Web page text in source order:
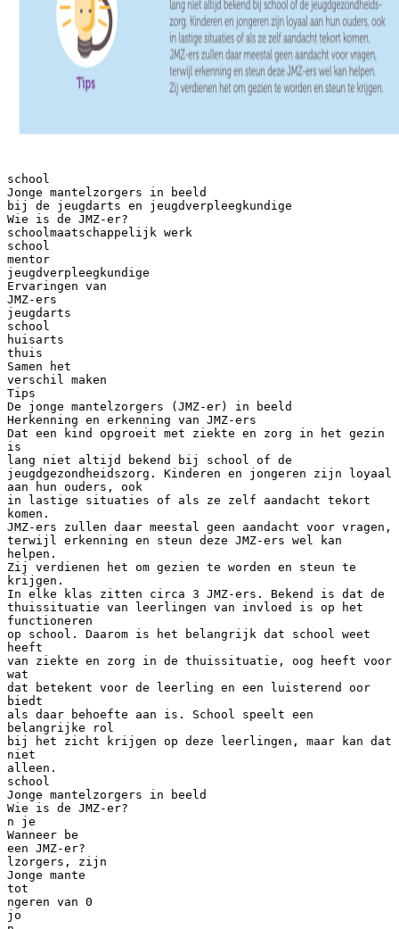
school
Jonge mantelzorgers in beeld
bij de jeugdarts en jeugdverpleegkundige
Wie is de JMZ-er?
schoolmaatschappelijk werk
school
mentor
jeugdverpleegkundige
Ervaringen van
JMZ-ers
jeugdarts
school
huisarts
thuis
Samen het
verschil maken
Tips
De jonge mantelzorgers (JMZ-er) in beeld
Herkenning en erkenning van JMZ-ers
Dat een kind opgroeit met ziekte en zorg in het gezin
is
lang niet altijd bekend bij school of de
jeugdgezondheidszorg. Kinderen en jongeren zijn loyaal
aan hun ouders, ook
in lastige situaties of als ze zelf aandacht tekort
komen.
JMZ-ers zullen daar meestal geen aandacht voor vragen,
terwijl erkenning en steun deze JMZ-ers wel kan
helpen.
Zij verdienen het om gezien te worden en steun te
krijgen.
In elke klas zitten circa 3 JMZ-ers. Bekend is dat de
thuissituatie van leerlingen van invloed is op het
functioneren
op school. Daarom is het belangrijk dat school weet
heeft
van ziekte en zorg in de thuissituatie, oog heeft voor
wat
dat betekent voor de leerling en een luisterend oor
biedt
als daar behoefte aan is. School speelt een
belangrijke rol
bij het zicht krijgen op deze leerlingen, maar kan dat
niet
alleen.
school
Jonge mantelzorgers in beeld
Wie is de JMZ-er?
n je
Wanneer be
een JMZ-er?
lzorgers, zijn
Jonge mante
tot
ngeren van 0
jo